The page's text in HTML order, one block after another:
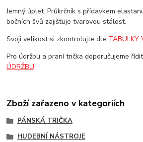
Jemný úplet. Průkrčník s přídavkem
bočních švů zajišťuje tvarovou stálost.
Svoji velikost si zkontrolujte dle TABULKY
Pro údržbu a praní trička doporučujeme
ÚDRŽBU
Zboží zařazeno v kategoriích
PÁNSKÁ TRIČKA
HUDEBNÍ NÁSTROJE